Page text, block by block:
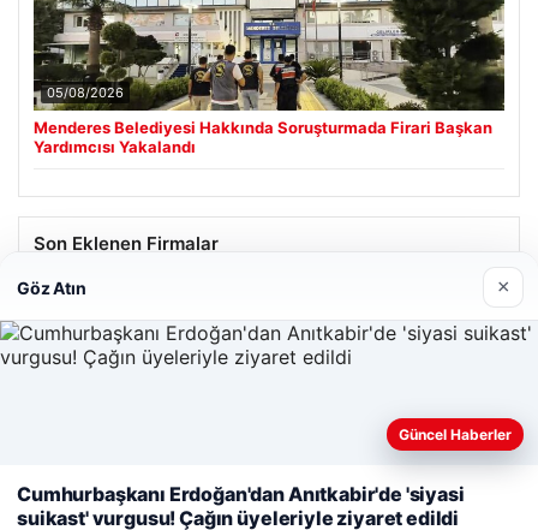
05/08/2026
Menderes Belediyesi Hakkında Soruşturmada Firari Başkan
Yardımcısı Yakalandı
Son Eklenen Firmalar
Web sitemizi nasıl kullandığınızı daha iyi anlayabilmek,
kullanıyoruz.Çerez Politikamız
Göz Atın ×
Güncel Haberler
Cumhurbaşkanı Erdoğan'dan Anıtkabir'de 'siyasi
suikast' vurgusu! Çağın üyeleriyle ziyaret edildi